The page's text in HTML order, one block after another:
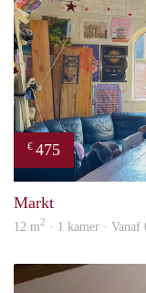
€ 475
Markt
12 m2 · 1 kamer ·